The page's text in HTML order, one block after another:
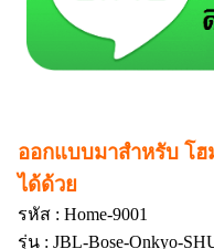
ออกแบบมาสำหรับ โฮ
ได้ด้วย
รหัส : Home-9001
รุ่น : JBL-Bose-Onkyo-